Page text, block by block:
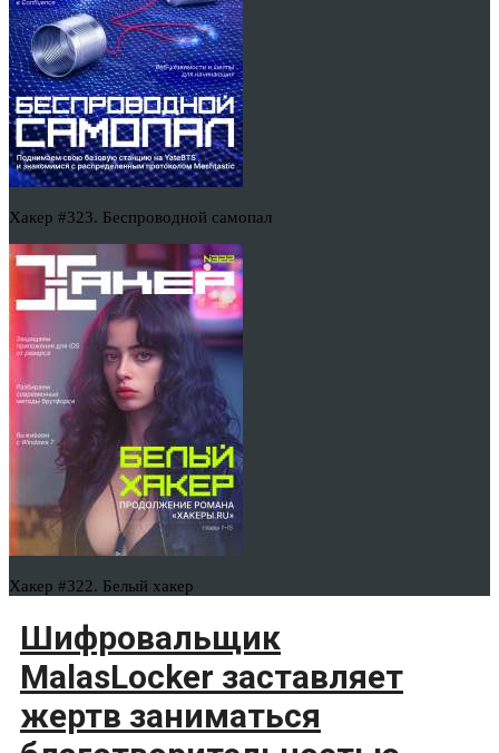
Хакер #323. Беспроводной самопал
Хакер #322. Белый хакер
Шифровальщик
MalasLocker заставляет
жертв заниматься